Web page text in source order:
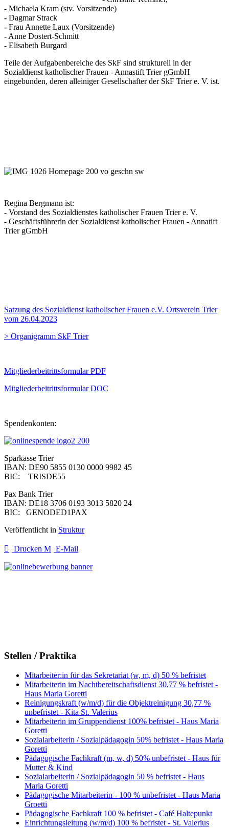
- Michaela Kram (stv. Vorsitzende)
- Dagmar Strack
- Frau Annette Laux (Vorsitzende)
- Anne Dostert-Schmitt
- Elisabeth Burgard
Teile der Aufgabenbereiche des SkF sind strukturell in der
Sozialdienst katholischer Frauen - Annastift Trier gGmbH
eingebunden, deren alleiniger Gesellschafter der SkF Trier e. V. ist.
Regina Bergmann ist:
- Vorstand des Sozialdienstes katholischer Frauen Trier e. V.
- Geschäftsführerin der Sozialdienst katholischer Frauen - Annatift
Trier gGmbH
Satzung des Sozialdienst katholischer Frauen e.V. Ortsverein Trier
vom 26.04.2023
> Organigramm SkF Trier
Mitgliederbeitrittsformular PDF
Mitgliederbeitrittsformular DOC
Spendenkonten:
Sparkasse Trier
IBAN: DE90 5855 0130 0000 9982 45
BIC: TRISDE55
Pax Bank Trier
IBAN: DE18 3706 0193 3013 5820 24
BIC: GENODED1PAX
Veröffentlicht in Struktur
Drucken E-Mail
Stellen / Praktika
Mitarbeiter:in für das Sekretariat (w, m, d) 50 % befristet
Mitarbeiterin im Nachtbereitschaftsdienst 30,77 % befristet -
Haus Maria Goretti
Reinigungskraft (w/m/d) für die Objektreinigung 30,77 %
unbefristet - Kita St. Valerius
Mitarbeiterin im Gruppendienst 100% befristet - Haus Maria
Goretti
Sozialarbeiterin / Sozialpädagogin 50% befristet - Haus Maria
Goretti
Pädagogische Fachkraft (m, w, d) 50% unbefristet - Haus für
Mutter & Kind
Sozialarbeiterin / Sozialpädagogin 50 % befristet - Haus
Maria Goretti
Pädagogische Mitarbeiterin - 100 % unbefristet - Haus Maria
Groetti
Pädagogische Fachkraft 100 % befristet - Café Haltepunkt
Einrichtungsleitung (w/m/d) 100 % befristet - St. Valerius